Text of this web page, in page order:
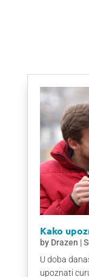
Kako
by Drazen |
U doba
upoznati